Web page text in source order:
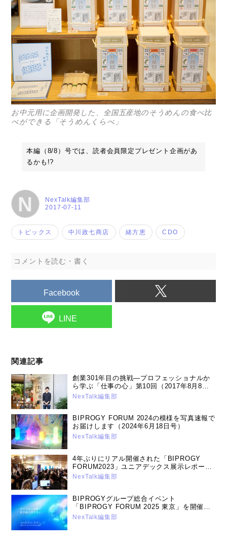
お中元用に企画開発した、全国五産地のそうめんの食べ比
べができる「そうめんくらべ」
本編（8/8）号では、読者会員限定プレゼント企画があ
るかも!?
N 2017-07-11
NexTalk編集部
トピックス 中川政七商店 緒方恵 CDO
コメントを読む・書く
Facebook
LINE
関連記事
創業301年目の挑戦―プロフェッショナルか
ら学ぶ「仕事の心」第10回（2017年8月8日
号）
NexTalk編集部
BIPROGY FORUM 2024の模様を写真速報で
お届けします（2024年6月18日号）
NexTalk編集部
4年ぶりにリアル開催された「BIPROGY
FORUM2023」ユニアデックス展示レポート
（2023年7月19日号）
NexTalk編集部
BIPROGYグループ総合イベント
「BIPROGY FORUM 2025 東京」を開催
～ユニアデックスの講演と展示について～
NexTalk編集部